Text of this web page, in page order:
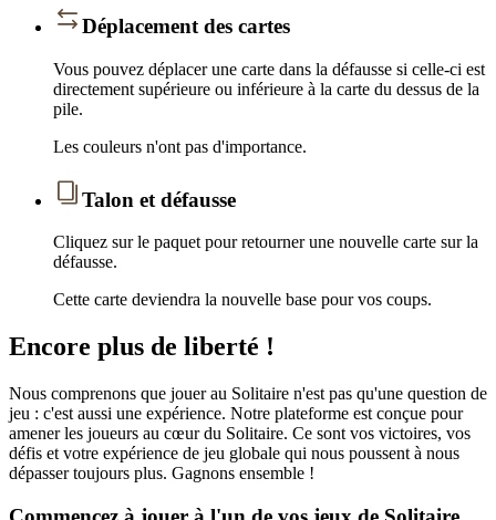
Déplacement des cartes
Vous pouvez déplacer une carte dans la défausse si celle-ci est
directement supérieure ou inférieure à la carte du dessus de la
pile.
Les couleurs n'ont pas d'importance.
Talon et défausse
Cliquez sur le paquet pour retourner une nouvelle carte sur la
défausse.
Cette carte deviendra la nouvelle base pour vos coups.
Encore plus de liberté !
Nous comprenons que jouer au Solitaire n'est pas qu'une question de
jeu : c'est aussi une expérience. Notre plateforme est conçue pour
amener les joueurs au cœur du Solitaire. Ce sont vos victoires, vos
défis et votre expérience de jeu globale qui nous poussent à nous
dépasser toujours plus. Gagnons ensemble !